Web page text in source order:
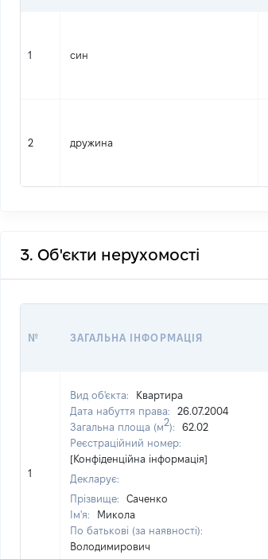
1 син
2 дружина
3. Об'єкти нерухомості
№ ЗАГАЛЬНА ІНФОРМАЦІЯ
1
Вид об'єкта:
Квартира
Дата набуття права:
26.07.2004
Загальна площа (м2):
62.02
Реєстраційний номер:
[Конфіденційна інформація]
Декларує:
Прізвище:
Саченко
Ім'я:
Микола
По батькові (за наявності):
Володимирович